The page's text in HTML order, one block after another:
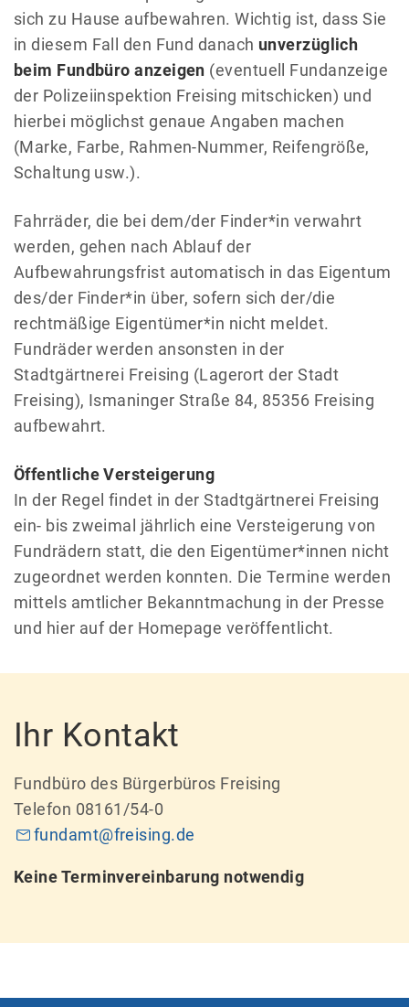
sich zu Hause aufbewahren. Wichtig ist, dass Sie
in diesem Fall den Fund danach unverzüglich
beim Fundbüro anzeigen (eventuell Fundanzeige
der Polizeiinspektion Freising mitschicken) und
hierbei möglichst genaue Angaben machen
(Marke, Farbe, Rahmen-Nummer, Reifengröße,
Schaltung usw.).
Fahrräder, die bei dem/der Finder*in verwahrt
werden, gehen nach Ablauf der
Aufbewahrungsfrist automatisch in das Eigentum
des/der Finder*in über, sofern sich der/die
rechtmäßige Eigentümer*in nicht meldet.
Fundräder werden ansonsten in der
Stadtgärtnerei Freising (Lagerort der Stadt
Freising), Ismaninger Straße 84, 85356 Freising
aufbewahrt.
Öffentliche Versteigerung
In der Regel findet in der Stadtgärtnerei Freising
ein- bis zweimal jährlich eine Versteigerung von
Fundrädern statt, die den Eigentümer*innen nicht
zugeordnet werden konnten. Die Termine werden
mittels amtlicher Bekanntmachung in der Presse
und hier auf der Homepage veröffentlicht.
Ihr Kontakt
Fundbüro des Bürgerbüros Freising
Telefon 08161/54-0
fundamt@freising.de
Keine Terminvereinbarung notwendig